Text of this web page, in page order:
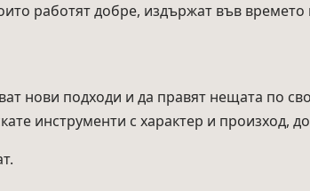
работят добре, издържат във
нови подходи и да правят нещата по
инструменти с характер и произход,